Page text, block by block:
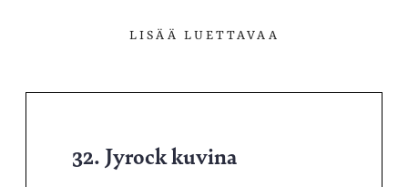
LISÄÄ LUETTAVAA
32. Jyrock kuvina